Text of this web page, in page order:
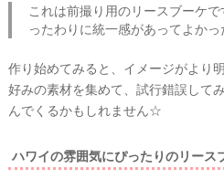
これは前撮り用のリースブーケ
ったわりに統一感があってよかっ
作り始めてみると、イメージがより
好みの素材を集めて、試行錯誤して
んでくるかもしれません☆
ハワイの雰囲気にぴったりのリース